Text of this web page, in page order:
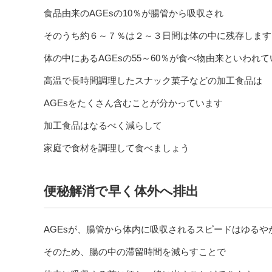
食品由来のAGEsの10％が腸管から吸収され
そのうち約６～７％は２～３日間は体の中に残存します
体の中にあるAGEsの55～60％が食べ物由来といわれて
高温で長時間調理したスナック菓子などの加工食品は
AGEsをたくさん含むことが分かっています
加工食品はなるべく減らして
家庭で食材を調理して食べましょう
便秘解消で早く体外へ排出
AGEsが、腸管から体内に吸収されるスピードはゆるや
そのため、腸の中の滞留時間を減らすことで